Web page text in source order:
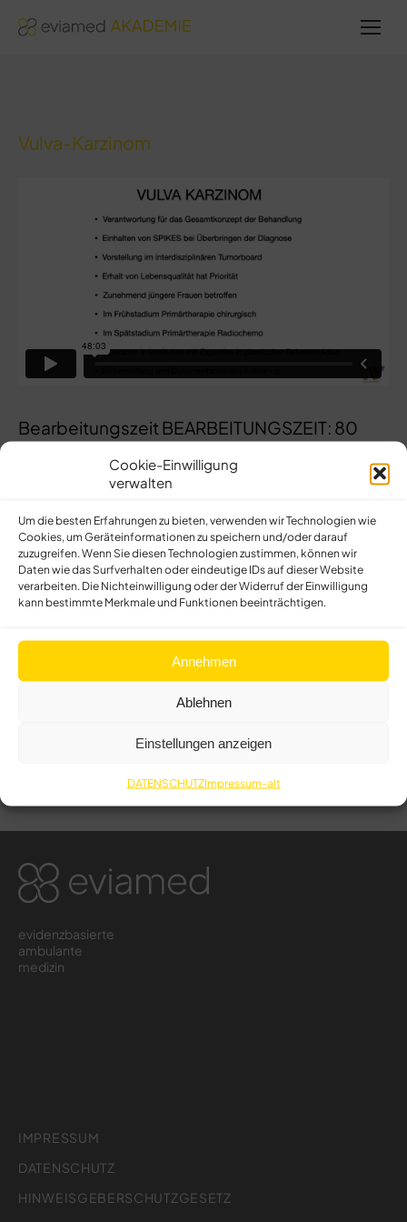
Cookie-Einwilligung
verwalten
Um die besten Erfahrungen zu bieten, verwenden wir Technologien wie
Cookies, um Geräteinformationen zu speichern und/oder darauf
zuzugreifen. Wenn Sie diesen Technologien zustimmen, können wir
Daten wie das Surfverhalten oder eindeutige IDs auf dieser Website
verarbeiten. Die Nichteinwilligung oder der Widerruf der Einwilligung
kann bestimmte Merkmale und Funktionen beeinträchtigen.
Annehmen
Ablehnen
Einstellungen anzeigen
DATENSCHUTZImpressum-alt
Vulva-Karzinom
Bearbeitungszeit BEARBEITUNGSZEIT: 80
min
Sie erhalten nach erfolgreicher Prüfung 1 CME
ZUM TEST
Sie anschließend auf den Button “Test”.
Falls Sie CME-Punkte erhalten möchten, halten Sie Ihre
evidenzbasierte
ambulante
medizin
IMPRESSUM
DATENSCHUTZ
HINWEISGEBERSCHUTZGESETZ